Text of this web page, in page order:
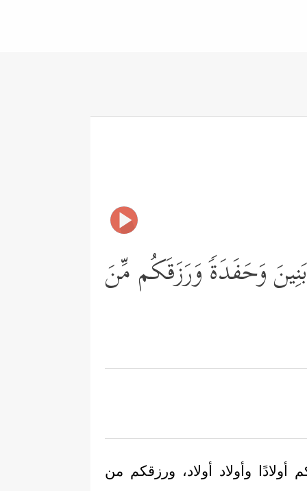
وَحَفَدَةࣰ وَرَزَقَكُم مِّنَ
وأولاد أولاد، ورزقكم من